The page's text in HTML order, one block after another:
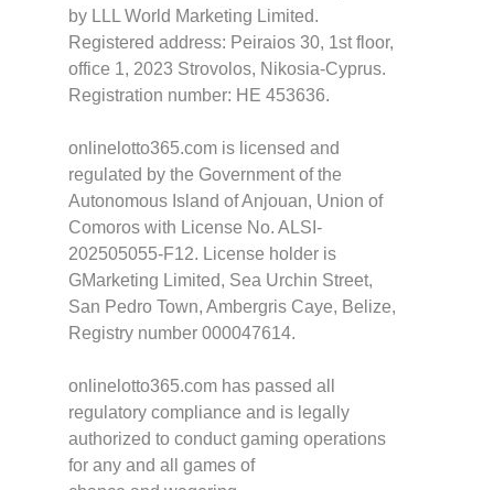
by LLL World Marketing Limited.
Registered address: Peiraios 30, 1st floor,
office 1, 2023 Strovolos, Nikosia-Cyprus.
Registration number: HE 453636.
onlinelotto365.com is licensed and
regulated by the Government of the
Autonomous Island of Anjouan, Union of
Comoros with License No. ALSI-
202505055-F12. License holder is
GMarketing Limited, Sea Urchin Street,
San Pedro Town, Ambergris Caye, Belize,
Registry number 000047614.
onlinelotto365.com has passed all
regulatory compliance and is legally
authorized to conduct gaming operations
for any and all games of